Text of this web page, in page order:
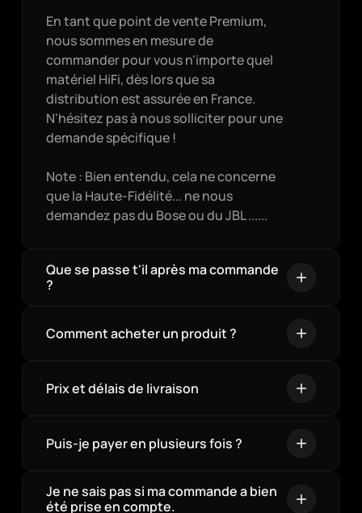
En tant que point de vente Premium,
nous sommes en mesure de
commander pour vous n'importe quel
matériel HiFi, dès lors que sa
distribution est assurée en France.
N'hésitez pas à nous solliciter pour une
demande spécifique !
Note : Bien entendu, cela ne concerne
que la Haute-Fidélité... ne nous
demandez pas du Bose ou du JBL ......
Que se passe t'il après ma commande
?
Comment acheter un produit ?
Prix et délais de livraison
Puis-je payer en plusieurs fois ?
Je ne sais pas si ma commande a bien
été prise en compte.